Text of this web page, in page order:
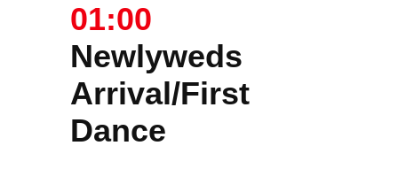
01:00
Newlyweds
Arrival/First
Dance